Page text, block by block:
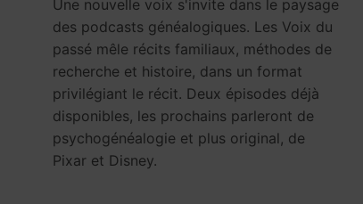
Une nouvelle voix s'invite dans le paysage
des podcasts généalogiques. Les Voix du
passé mêle récits familiaux, méthodes de
recherche et histoire, dans un format
privilégiant le récit. Deux épisodes déjà
disponibles, les prochains parleront de
psychogénéalogie et plus original, de
Pixar et Disney.